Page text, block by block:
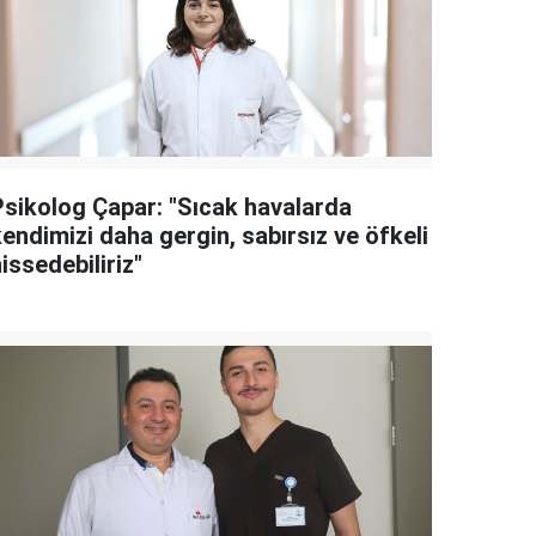
Çapar: "Sıcak havalarda
daha gergin, sabırsız ve öfkeli